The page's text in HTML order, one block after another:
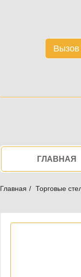
Вызов
НавигацияГЛАВНАЯ
Главная Торговые